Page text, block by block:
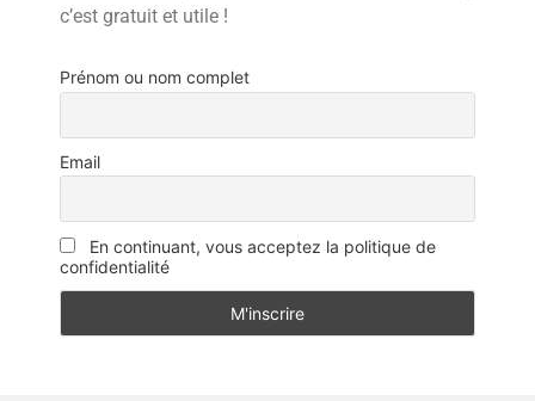
c’est gratuit et utile !
Prénom ou nom complet
Email
En continuant, vous acceptez la politique de
confidentialité